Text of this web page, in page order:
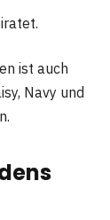
ist auch
Navy und